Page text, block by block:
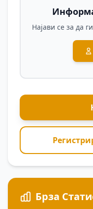
Најави се за да
Брза